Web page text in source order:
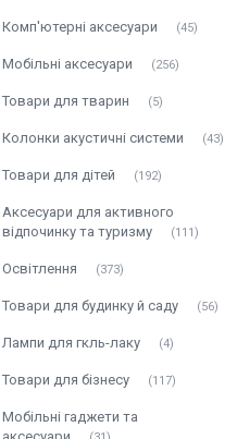
Комп'ютерні аксесуари 45
Мобільні аксесуари 256
Товари для тварин 5
Колонки акустичні системи 43
Товари для дітей 192
Аксесуари для активного
відпочинку та туризму
111
Освітлення 373
Товари для будинку й саду 56
Лампи для гкль-лаку 4
Товари для бізнесу 117
Мобільні гаджети та